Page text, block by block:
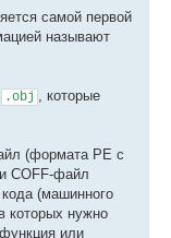
самой первой
называют
.obj , которые
(формата PE с
COFF-файл
(машинного
которых нужно
или